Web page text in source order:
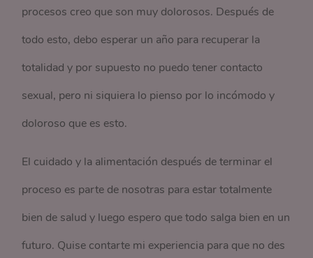
procesos creo que son muy dolorosos. Después de
todo esto, debo esperar un año para recuperar la
totalidad y por supuesto no puedo tener contacto
sexual, pero ni siquiera lo pienso por lo incómodo y
doloroso que es esto.
El cuidado y la alimentación después de terminar el
proceso es parte de nosotras para estar totalmente
bien de salud y luego espero que todo salga bien en un
futuro. Quise contarte mi experiencia para que no des